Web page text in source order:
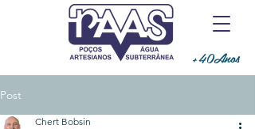
+40Anos
Post
Chert Bobsin